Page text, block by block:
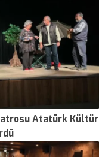
Atatürk Kültür